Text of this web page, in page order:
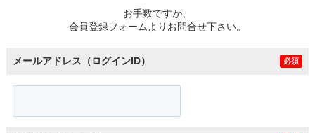
お手数ですが、
会員登録フォームよりお問合せ下さい。
メールアドレス（ログインID） 必須